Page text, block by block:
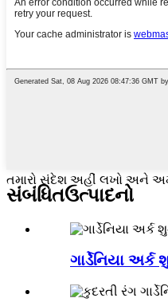
તમારો સંદેશ અહીં લખો અને
સંબંધિતઉત્પાદનો
ગાર્ડેનિયા અર્ક